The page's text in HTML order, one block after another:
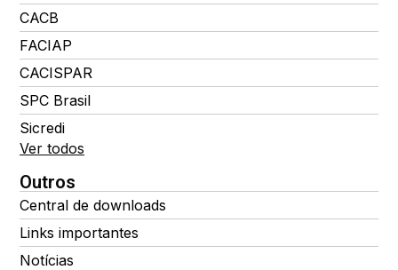
CACB
FACIAP
CACISPAR
SPC Brasil
Sicredi
Ver todos
Outros
Central de downloads
Links importantes
Notícias